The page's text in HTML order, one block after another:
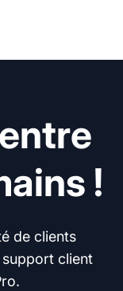
!
de clients
client